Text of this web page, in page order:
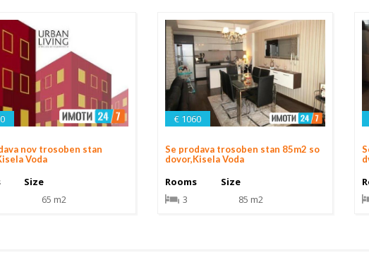
nov trosoben stan
Voda
Size
65 m2
€ 1060
Se prodava trosoben stan 85m2 so
dovor,Kisela Voda
Rooms
3
Size
85 m2